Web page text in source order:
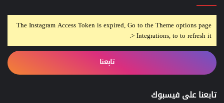
The Instagram Access Token is expired, Go to the Theme options page
> Integrations, to to refresh it.
تابعنا
تابعنا على فيسبوك